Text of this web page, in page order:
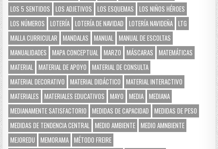
LOS 5 SENTIDOS
LOS ADJETIVOS LOS ESQUEMAS
LOS NIÑOS HÉROES
LOS NÚMEROS
LOTERÍA LOTERÍA DE NAVIDAD LOTERÍA NAVIDEÑA LTG
MALLA CURRICULAR
MANDALAS MANUAL MANUAL DE ESCOLTAS
MANUALIDADES
MAPA CONCEPTUAL MARZO MÁSCARAS
MATEMÁTICAS
MATERIAL MATERIAL DE APOYO
MATERIAL DE CONSULTA
MATERIAL DECORATIVO
MATERIAL DIDÁCTICO
MATERIAL INTERACTIVO
MATERIALES
MATERIALES EDUCATIVOS MAYO MEDIA MEDIANA
MEDIANAMENTE SATISFACTORIO
MEDIDAS DE CAPACIDAD
MEDIDAS DE PESO
MEDIDAS DE TENDENCIA CENTRAL MEDIO AMBIENTE MEDIO AMNBIENTE
MEJOREDU
MEMORAMA MÉTODO FREIRE